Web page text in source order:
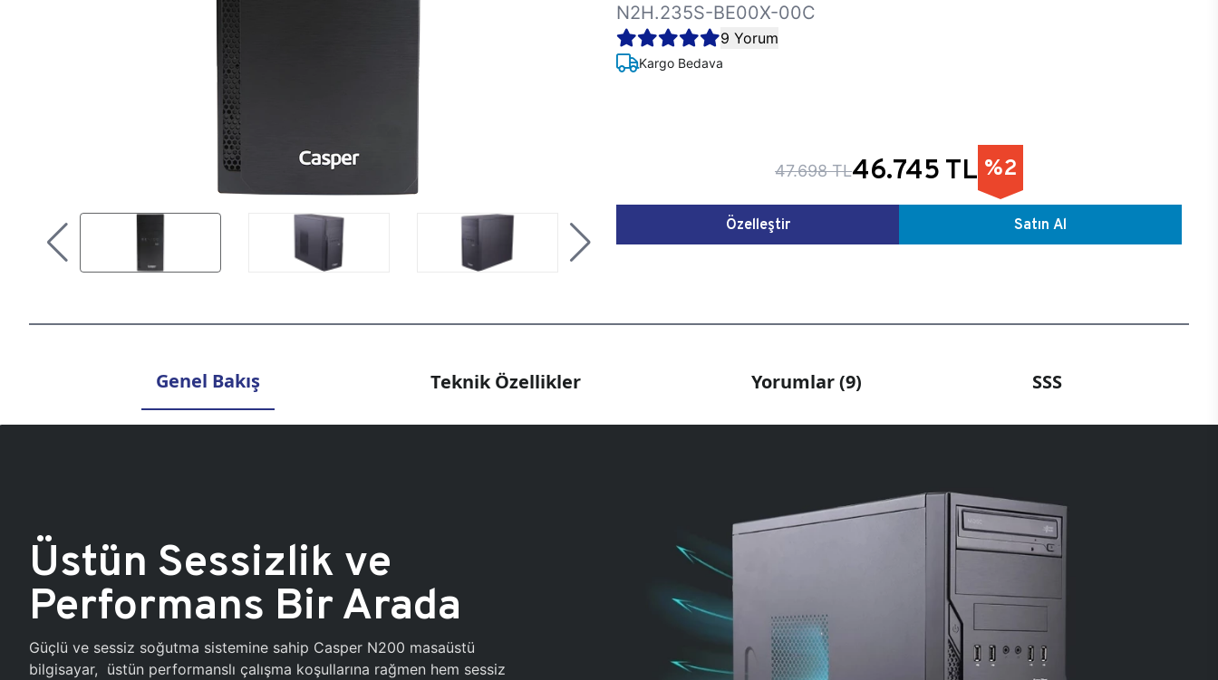
N2H.235S-BE00X-00C
9 Yorum
Kargo Bedava
47.698 TL46.745 TL %2
Özelleştir Satın Al
Genel Bakış Teknik Özellikler Yorumlar (9) SSS
Üstün Sessizlik ve
Performans Bir Arada
Güçlü ve sessiz soğutma sistemine sahip Casper N200 masaüstü
bilgisayar, üstün performanslı çalışma koşullarına rağmen hem sessiz